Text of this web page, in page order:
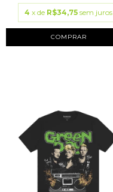
4 x de R$34,75 sem juros
COMPRAR